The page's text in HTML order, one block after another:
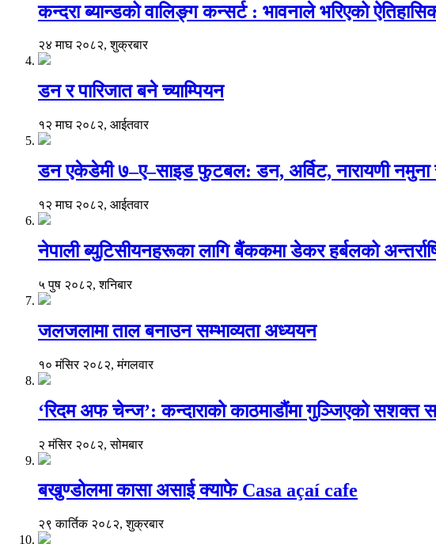
कन्दरा ब्यान्डको वालिङ्ग कन्सर्ट : भावनाले भरिएको
२४ माघ २०८२, शुक्रबार
डन र पारिजात बने च्याम्पियन
१२ माघ २०८२, आईतवार
डन एकेडेमी ७–ए–साइड फुटबल: डन, अर्विट, नारायणी नमुना
१२ माघ २०८२, आईतवार
नेपाली ब्युटिसीयनहरूका लागि बैंककमा डेकर हर्बलको
५ पुष २०८२, शनिबार
जलजलामा ताल बनाउन सम्भाव्यता अध्ययन
१० मंसिर २०८२, मंगलवार
‘रिदम अफ चेन्ज’: कन्दाराको काठमाडौंमा गुञ्जिएको सशक्त
२ मंसिर २०८२, सोमबार
बखुण्डोलमा कासा असाई क्याफे Casa açaí cafe
२९ कार्तिक २०८२, शुक्रबार